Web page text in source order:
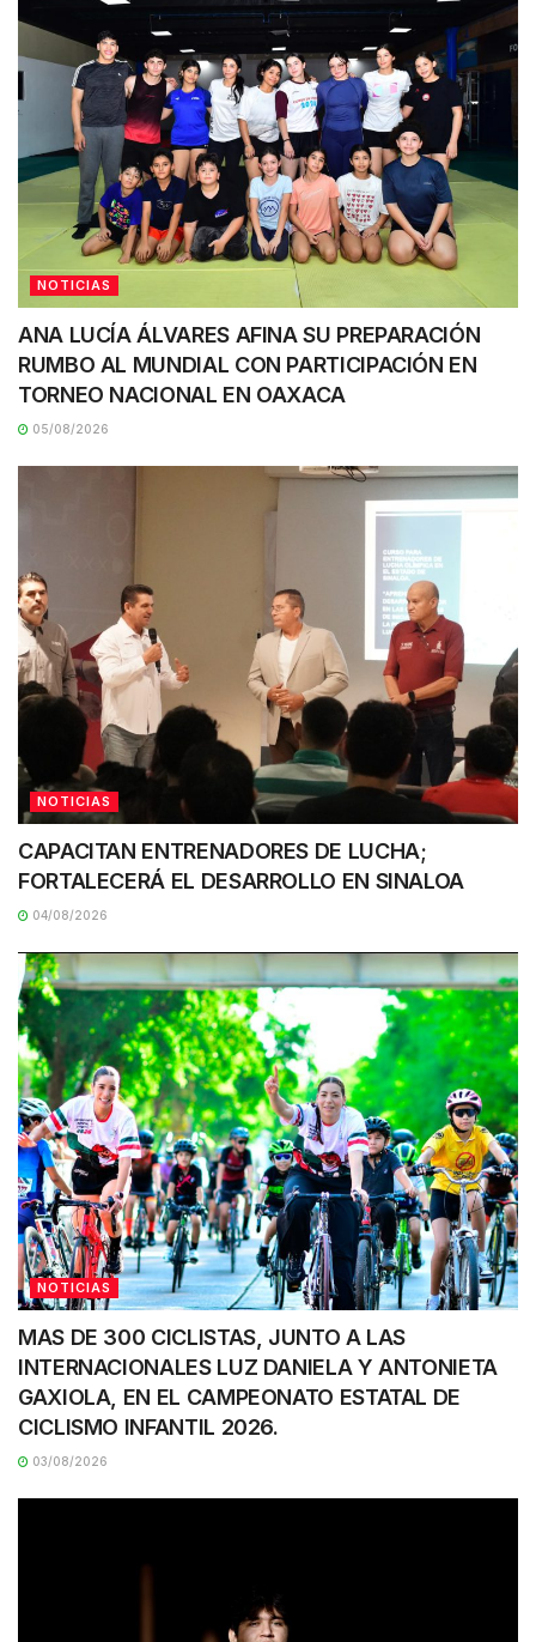
NOTICIAS
ANA LUCÍA ÁLVARES AFINA SU PREPARACIÓN
RUMBO AL MUNDIAL CON PARTICIPACIÓN EN
TORNEO NACIONAL EN OAXACA
05/08/2026
NOTICIAS
CAPACITAN ENTRENADORES DE LUCHA;
FORTALECERÁ EL DESARROLLO EN SINALOA
04/08/2026
NOTICIAS
MAS DE 300 CICLISTAS, JUNTO A LAS
INTERNACIONALES LUZ DANIELA Y ANTONIETA
GAXIOLA, EN EL CAMPEONATO ESTATAL DE
CICLISMO INFANTIL 2026.
03/08/2026